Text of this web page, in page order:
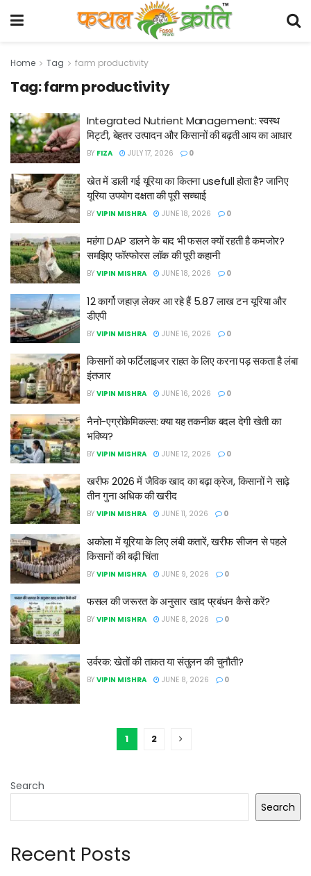
Home Tag farm productivity
Tag:farm productivity
Integrated Nutrient Management: स्वस्थ
मिट्टी, बेहतर उत्पादन और किसानों की बढ़ती आय का आधार
BY FIZA JULY 17, 2026 0
खेत में डाली गई यूरिया का कितना usefull होता है? जानिए
यूरिया उपयोग दक्षता की पूरी सच्चाई
BY VIPIN MISHRA JUNE 18, 2026 0
महंगा DAP डालने के बाद भी फसल क्यों रहती है कमजोर?
समझिए फॉस्फोरस लॉक की पूरी कहानी
BY VIPIN MISHRA JUNE 18, 2026 0
12 कार्गो जहाज़ लेकर आ रहे हैं 5.87 लाख टन यूरिया और
डीएपी
BY VIPIN MISHRA JUNE 16, 2026 0
किसानों को फर्टिलाइजर राहत के लिए करना पड़ सकता है लंबा
इंतजार
BY VIPIN MISHRA JUNE 16, 2026 0
नैनो-एग्रोकेमिकल्स: क्या यह तकनीक बदल देगी खेती का
भविष्य?
BY VIPIN MISHRA JUNE 12, 2026 0
खरीफ 2026 में जैविक खाद का बढ़ा क्रेज, किसानों ने साढ़े
तीन गुना अधिक की खरीद
BY VIPIN MISHRA JUNE 11, 2026 0
अकोला में यूरिया के लिए लंबी कतारें, खरीफ सीजन से पहले
किसानों की बढ़ी चिंता
BY VIPIN MISHRA JUNE 9, 2026 0
फसल की जरूरत के अनुसार खाद प्रबंधन कैसे करें?
BY VIPIN MISHRA JUNE 8, 2026 0
उर्वरक: खेतों की ताकत या संतुलन की चुनौती?
BY VIPIN MISHRA JUNE 8, 2026 0
1 2
Search
Search
Recent Posts